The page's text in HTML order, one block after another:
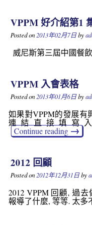
VPPM 好介紹第1
Posted on 2013年02月7日by
威尼斯第三屆中國餐
VPPM 入會表格
Posted on 2013年01月6日by
如果對VPPM的發展
連結直接填寫入
Continue reading →
2012 回顧
Posted on 2012年12月31日by
2012 VPPM 回顧, 過
報導了什麼, 等等. 太